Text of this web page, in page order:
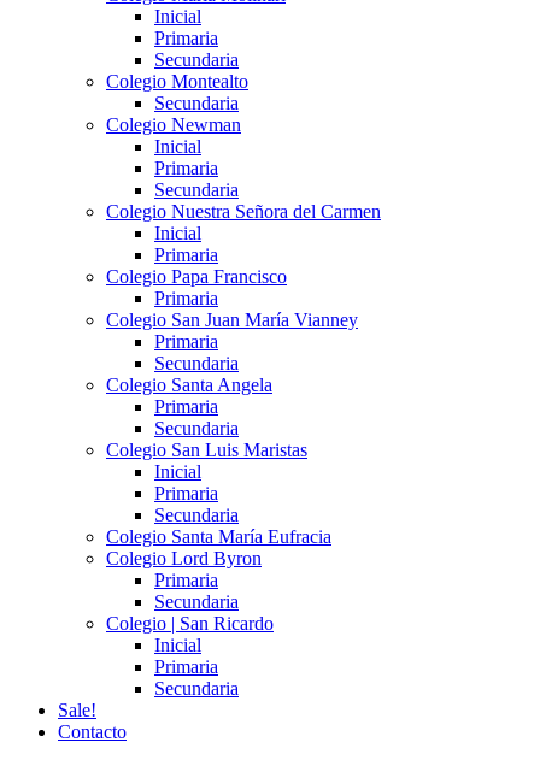
Inicial
Primaria
Secundaria
Colegio Montealto
Secundaria
Colegio Newman
Inicial
Primaria
Secundaria
Colegio Nuestra Señora del Carmen
Inicial
Primaria
Colegio Papa Francisco
Primaria
Colegio San Juan María Vianney
Primaria
Secundaria
Colegio Santa Angela
Primaria
Secundaria
Colegio San Luis Maristas
Inicial
Primaria
Secundaria
Colegio Santa María Eufracia
Colegio Lord Byron
Primaria
Secundaria
Colegio | San Ricardo
Inicial
Primaria
Secundaria
Sale!
Contacto